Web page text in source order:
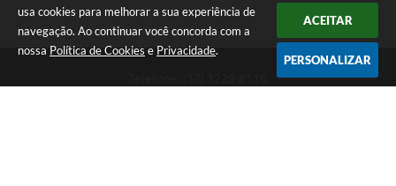
usa cookies para melhorar a sua experiência de
navegação. Ao continuar você concorda com a
nossa Política de Cookies e Privacidade.
ACEITAR
PERSONALIZAR